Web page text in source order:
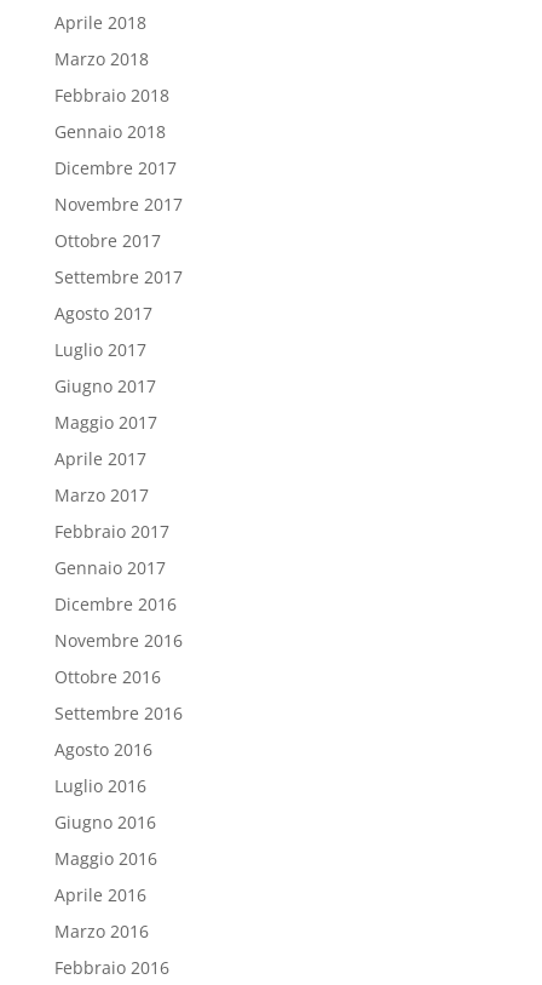
Aprile 2018
Marzo 2018
Febbraio 2018
Gennaio 2018
Dicembre 2017
Novembre 2017
Ottobre 2017
Settembre 2017
Agosto 2017
Luglio 2017
Giugno 2017
Maggio 2017
Aprile 2017
Marzo 2017
Febbraio 2017
Gennaio 2017
Dicembre 2016
Novembre 2016
Ottobre 2016
Settembre 2016
Agosto 2016
Luglio 2016
Giugno 2016
Maggio 2016
Aprile 2016
Marzo 2016
Febbraio 2016